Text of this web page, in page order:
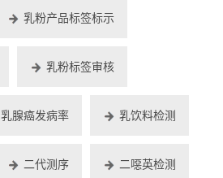
乳粉产品标签标示
乳粉标签审核
乳腺癌发病率 乳饮料检测
二代测序 二噁英检测